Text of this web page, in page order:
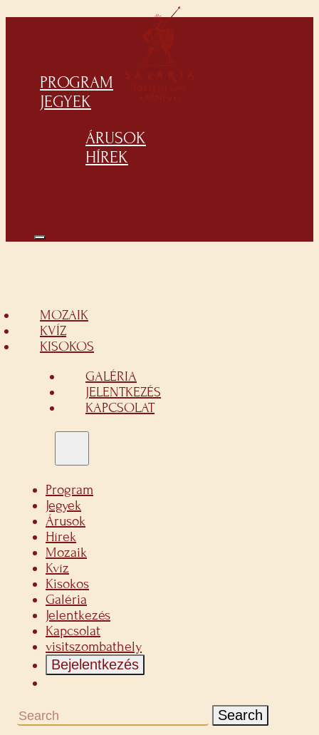
PROGRAM
JEGYEK
ÁRUSOK
HÍREK
MOZAIK
KVÍZ
KISOKOS
GALÉRIA
JELENTKEZÉS
KAPCSOLAT
Program
Jegyek
Árusok
Hírek
Mozaik
Kvíz
Kisokos
Galéria
Jelentkezés
Kapcsolat
visitszombathely
Bejelentkezés
Search